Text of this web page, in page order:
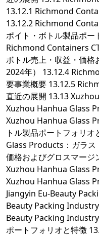
13.12.1 Richmond
13.12.2 Richmond
ポイト・ボトル製品ポー
Richmond Containers
ボトル売上・収益・価格
2024年） 13.12.4
要事業概要 13.12.5
直近の展開 13.13
Xuzhou Hanhua Glass
Xuzhou Hanhua Glass
トル製品ポートフォリ
Glass Products：ガラス
価格およびグロスマージ
Xuzhou Hanhua Glass
Xuzhou Hanhua Glass
Jiangyin Eu-Beauty
Beauty Packing
Beauty Packing
ポートフォリオと特徴